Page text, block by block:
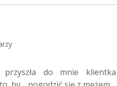
do mnie klientka